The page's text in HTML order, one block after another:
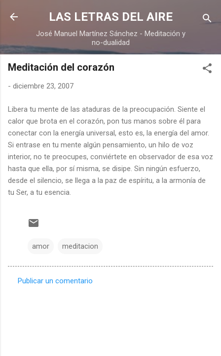
Ir al contenido principal
LAS LETRAS DEL AIRE
José Manuel Martínez Sánchez - Meditación y
no-dualidad
Meditación del corazón
- diciembre 23, 2007
Libera tu mente de las ataduras de la preocupación. Siente el
calor que brota en el corazón, pon tus manos sobre él para
conectar con la energía universal, esto es, la energía del amor.
Si entrase en tu mente algún pensamiento, un hilo de voz
interior, no te preocupes, conviértete en observador de esa voz
hasta que ella, por sí misma, se disipe. Sin ningún esfuerzo,
desde el silencio, se llega a la paz de espíritu, a la armonía de
tu Ser, a tu esencia.
amor meditacion
Publicar un comentario